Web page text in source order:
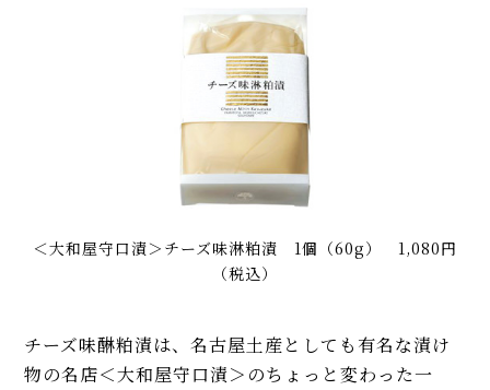
＜大和屋守口漬＞チーズ味淋粕漬 1個（60g） 1,080円
（税込）
チーズ味醂粕漬は、名古屋土産としても有名な漬け
物の名店＜大和屋守口漬＞のちょっと変わった一